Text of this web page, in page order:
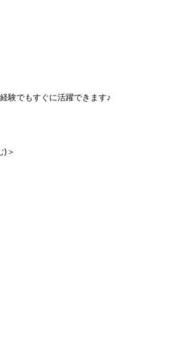
験でもすぐに活躍できます♪
)＞